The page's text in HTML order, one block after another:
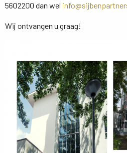
5602200 dan wel
Wij ontvangen u graag!